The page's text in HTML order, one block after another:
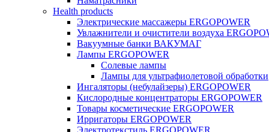
Health products
Электрические массажеры ERGOPOWER
Увлажнители и очистители воздуха
Вакуумные банки ВАКУМАГ
Лампы ERGOPOWER
Солевые лампы
Лампы для ультрафиолетовой обработки
Ингаляторы (небулайзеры) ERGOPOWER
Кислородные концентраторы ERGOPOWER
Товары косметические ERGOPOWER
Ирригаторы ERGOPOWER